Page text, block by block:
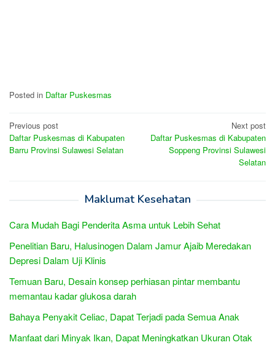
Posted in Daftar Puskesmas
Post
navigation
Previous post
Daftar Puskesmas di Kabupaten
Barru Provinsi Sulawesi Selatan
Next post
Daftar Puskesmas di Kabupaten
Soppeng Provinsi Sulawesi
Selatan
Maklumat Kesehatan
Cara Mudah Bagi Penderita Asma untuk Lebih Sehat
Penelitian Baru, Halusinogen Dalam Jamur Ajaib Meredakan
Depresi Dalam Uji Klinis
Temuan Baru, Desain konsep perhiasan pintar membantu
memantau kadar glukosa darah
Bahaya Penyakit Celiac, Dapat Terjadi pada Semua Anak
Manfaat dari Minyak Ikan, Dapat Meningkatkan Ukuran Otak